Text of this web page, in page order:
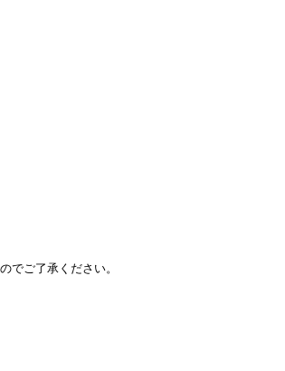
でご了承ください。